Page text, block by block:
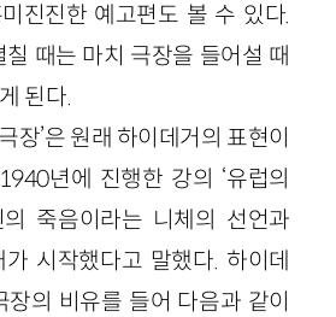
진진한 예고편도 볼 수 있다.
때는 마치 극장을 들어설 때
된다.
장’은 원래 하이데거의 표현이
년에 진행한 강의 ‘유럽의
의 죽음이라는 니체의 선언과
시작했다고 말했다. 하이데
장의 비유를 들어 다음과 같이